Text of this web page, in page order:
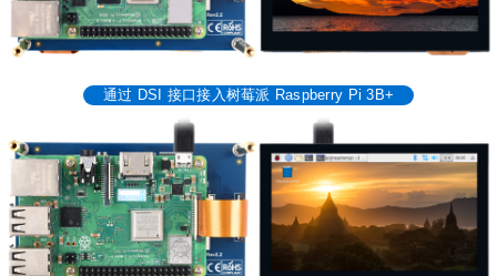
通过 DSI 接口接入树莓派 Raspberry Pi 3B+